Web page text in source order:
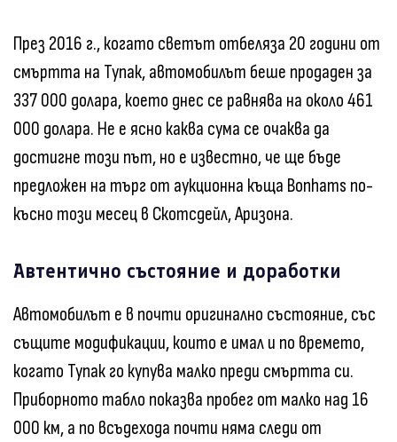
През 2016 г., когато светът отбеляза 20 години от
смъртта на Тупак, автомобилът беше продаден за
337 000 долара, което днес се равнява на около 461
000 долара. Не е ясно каква сума се очаква да
достигне този път, но е известно, че ще бъде
предложен на търг от аукционна къща Bonhams по-
късно този месец в Скотсдейл, Аризона.
Автентично състояние и доработки
Автомобилът е в почти оригинално състояние, със
същите модификации, които е имал и по времето,
когато Тупак го купува малко преди смъртта си.
Приборното табло показва пробег от малко над 16
000 км, а по всъдехода почти няма следи от